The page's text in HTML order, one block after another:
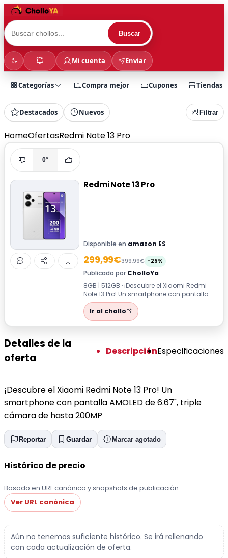
Buscar
Mi cuenta Enviar
Categorías Compra mejor Cupones Tiendas
Destacados Nuevos Filtrar
HomeOfertasRedmi Note 13 Pro
0°
Redmi Note 13 Pro
Disponible en amazon ES
299,99€399,99€ -25%
Publicado por CholloYa
8GB | 512GB · ¡Descubre el Xiaomi Redmi
Note 13 Pro! Un smartphone con pantalla
AMOLED de 6.67", triple cámara de has...
Ir al chollo
Detalles de la
oferta
DescripciónEspecificaciones
¡Descubre el Xiaomi Redmi Note 13 Pro! Un
smartphone con pantalla AMOLED de 6.67", triple
cámara de hasta 200MP
Reportar Guardar Marcar agotado
Histórico de precio
Basado en URL canónica y snapshots de publicación.
Ver URL canónica
Aún no tenemos suficiente histórico. Se irá rellenando
con cada actualización de oferta.